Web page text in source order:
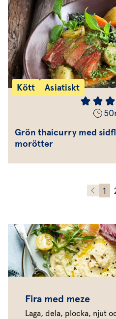
Kött Asiatiskt
50
Grön thaicurry med
morötter
1
Fira med meze
Laga, dela, plocka, njut